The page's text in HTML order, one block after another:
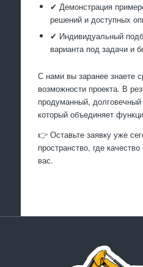
✔ Демонстрация
решений и доступных
✔ Индивидуальный
варианта под задачи и
С нами вы заранее знаете
возможности проекта. В
продуманный, долговечный
который объединяет
👉 Оставьте заявку уже
пространство, где
вас.